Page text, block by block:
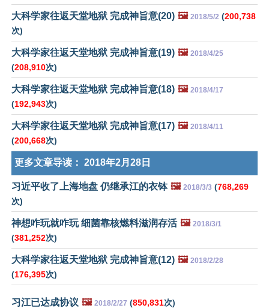
大科学家往返天堂地狱 完成神旨意(20) 🖼️ 2018/5/2 (200,738
次)
大科学家往返天堂地狱 完成神旨意(19) 🖼️ 2018/4/25
(208,910次)
大科学家往返天堂地狱 完成神旨意(18) 🖼️ 2018/4/17
(192,943次)
大科学家往返天堂地狱 完成神旨意(17) 🖼️ 2018/4/11
(200,668次)
更多文章导读： 2018年2月28日
习近平收了上海地盘 仍继承江的衣钵 🖼️ 2018/3/3 (768,269
次)
神想咋玩就咋玩 细菌靠核燃料滋润存活 🖼️ 2018/3/1
(381,252次)
大科学家往返天堂地狱 完成神旨意(12) 🖼️ 2018/2/28
(176,395次)
习江已达成协议 🖼️ 2018/2/27 (850,831次)